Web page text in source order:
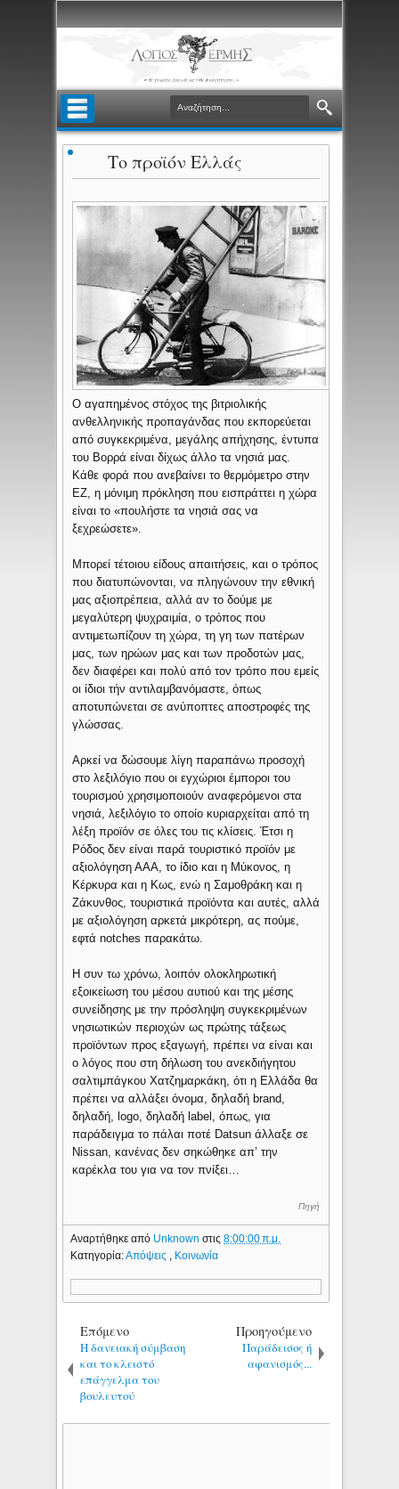
Το προϊόν Ελλάς
Ο αγαπημένος στόχος της βιτριολικής
ανθελληνικής προπαγάνδας που εκπορεύεται
από συγκεκριμένα, μεγάλης απήχησης, έντυπα
του Βορρά είναι δίχως άλλο τα νησιά μας.
Κάθε φορά που ανεβαίνει το θερμόμετρο στην
ΕΖ, η μόνιμη πρόκληση που εισπράττει η χώρα
είναι το «πουλήστε τα νησιά σας να
ξεχρεώσετε».
Μπορεί τέτοιου είδους απαιτήσεις, και ο τρόπος
που διατυπώνονται, να πληγώνουν την εθνική
μας αξιοπρέπεια, αλλά αν το δούμε με
μεγαλύτερη ψυχραιμία, ο τρόπος που
αντιμετωπίζουν τη χώρα, τη γη των πατέρων
μας, των ηρώων μας και των προδοτών μας,
δεν διαφέρει και πολύ από τον τρόπο που εμείς
οι ίδιοι τήν αντιλαμβανόμαστε, όπως
αποτυπώνεται σε ανύποπτες αποστροφές της
γλώσσας.
Αρκεί να δώσουμε λίγη παραπάνω προσοχή
στο λεξιλόγιο που οι εγχώριοι έμποροι του
τουρισμού χρησιμοποιούν αναφερόμενοι στα
νησιά, λεξιλόγιο το οποίο κυριαρχείται από τη
λέξη προϊόν σε όλες του τις κλίσεις. Έτσι η
Ρόδος δεν είναι παρά τουριστικό προϊόν με
αξιολόγηση ΑΑΑ, το ίδιο και η Μύκονος, η
Κέρκυρα και η Κως, ενώ η Σαμοθράκη και η
Ζάκυνθος, τουριστικά προϊόντα και αυτές, αλλά
με αξιολόγηση αρκετά μικρότερη, ας πούμε,
εφτά notches παρακάτω.
Η συν τω χρόνω, λοιπόν ολοκληρωτική
εξοικείωση του μέσου αυτιού και της μέσης
συνείδησης με την πρόσληψη συγκεκριμένων
νησιωτικών περιοχών ως πρώτης τάξεως
προϊόντων προς εξαγωγή, πρέπει να είναι και
ο λόγος που στη δήλωση του ανεκδιήγητου
σαλτιμπάγκου Χατζημαρκάκη, ότι η Ελλάδα θα
πρέπει να αλλάξει όνομα, δηλαδή brand,
δηλαδή, logo, δηλαδή label, όπως, για
παράδειγμα το πάλαι ποτέ Datsun άλλαξε σε
Nissan, κανένας δεν σηκώθηκε απ’ την
καρέκλα του για να τον πνίξει…
Πηγή
Αναρτήθηκε από Unknownστις8:00:00 π.μ.
Κατηγορία:Απόψεις , Κοινωνία
Επόμενο
Η δανειακή σύμβαση
και το κλειστό
επάγγελμα του
βουλευτού
Προηγούμενο
Παράδεισος ή
αφανισμός...